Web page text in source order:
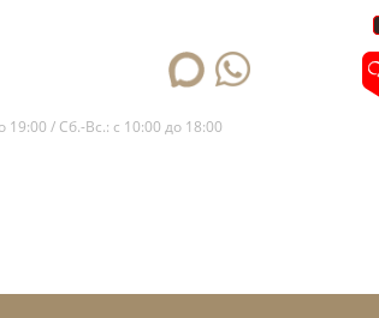
19:00 / Сб.-Вс.: с 10:00 до 18:00